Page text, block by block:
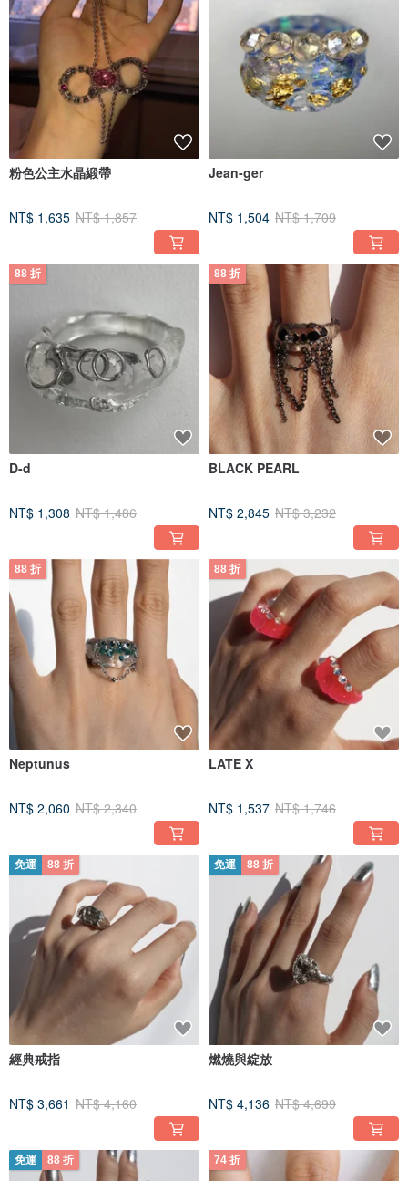
粉色公主水晶緞帶
NT$ 1,635 NT$ 1,857
Jean-ger
NT$ 1,504 NT$ 1,709
88 折
D-d
NT$ 1,308 NT$ 1,486
88 折
BLACK PEARL
NT$ 2,845 NT$ 3,232
88 折
Neptunus
NT$ 2,060 NT$ 2,340
88 折
LATE X
NT$ 1,537 NT$ 1,746
免運 88 折
經典戒指
NT$ 3,661 NT$ 4,160
免運 88 折
燃燒與綻放
NT$ 4,136 NT$ 4,699
免運 88 折 74 折